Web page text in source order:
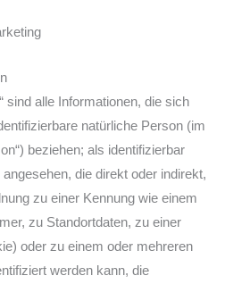
sind alle Informationen, die sich
natürliche Person (im
beziehen; als identifizierbar
die direkt oder indirekt,
zu einer Kennung wie einem
zu Standortdaten, zu einer
oder zu einem oder mehreren
werden kann, die